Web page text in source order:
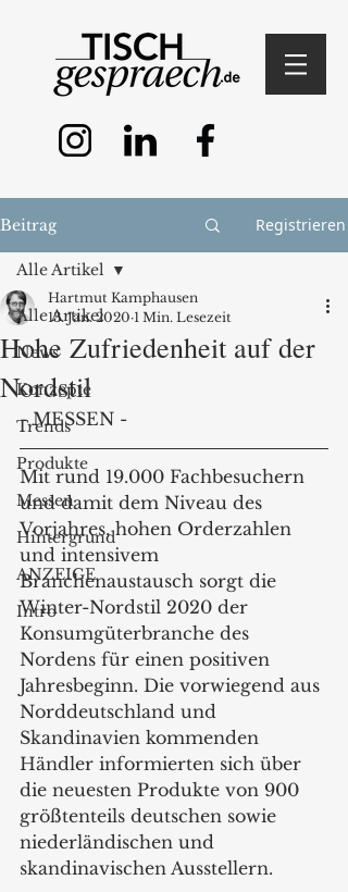
Beitrag Registrieren
Alle Artikel
News
Konzepte
Trends
Produkte
Messen
Hintergrund
ANZEIGE
Intro
Alle Artikel
Hohe Zufriedenheit auf der
Nordstil
Hartmut Kamphausen
13. Jan. 2020 1 Min. Lesezeit
- MESSEN -
Mit rund 19.000 Fachbesuchern
und damit dem Niveau des
Vorjahres, hohen Orderzahlen
und intensivem
Branchenaustausch sorgt die
Winter-Nordstil 2020 der
Konsumgüterbranche des
Nordens für einen positiven
Jahresbeginn. Die vorwiegend aus
Norddeutschland und
Skandinavien kommenden
Händler informierten sich über
die neuesten Produkte von 900
größtenteils deutschen sowie
niederländischen und
skandinavischen Ausstellern.